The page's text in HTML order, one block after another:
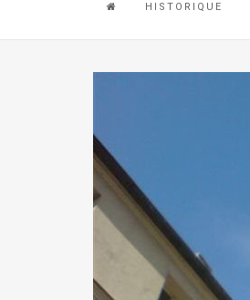
HISTORIQUE